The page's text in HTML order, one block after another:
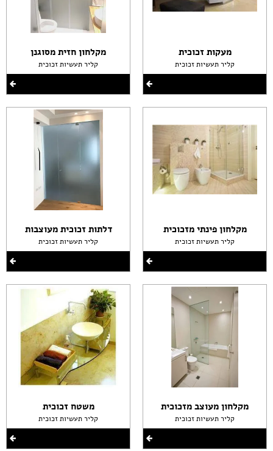
מעקות זכוכית
קליר תעשיות זכוכית
מקלחון פינתי מזכוכית
קליר תעשיות זכוכית
מקלחון מעוצב מזכוכית
קליר תעשיות זכוכית
מקלחון חזית מסוגנן
קליר תעשיות זכוכית
דלתות זכוכית מעוצבות
קליר תעשיות זכוכית
משטח זכוכית
קליר תעשיות זכוכית